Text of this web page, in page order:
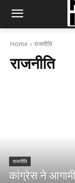
Home राजनीति
राजनीति
राजनीति
कांग्रेस ने